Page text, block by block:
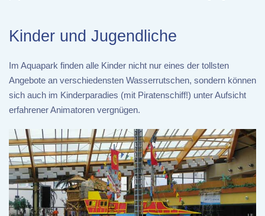
Kinder und Jugendliche
Im Aquapark finden alle Kinder nicht nur eines der tollsten
Angebote an verschiedensten Wasserrutschen, sondern können
sich auch im Kinderparadies (mit Piratenschiff!) unter Aufsicht
erfahrener Animatoren vergnügen.